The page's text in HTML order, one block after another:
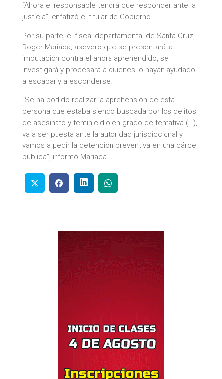
“Ahora el responsable tendrá que responder ante la
justicia”, enfatizó el titular de Gobierno.
Por su parte, el fiscal departamental de Santa Cruz,
Roger Mariaca, aseveró que se presentará la
imputación contra el ahora aprehendido, se
investigará y procesará a quienes lo hayan ayudado
a escapar y a esconderse.
“Se ha podido realizar la aprehensión de esta
persona que estaba siendo buscada por los delitos
de asesinato y feminicidio en grado de tentativa (…),
va a ser puesta ante la autoridad jurisdiccional y
vamos a pedir la detención preventiva en una cárcel
pública”, informó Mariaca.